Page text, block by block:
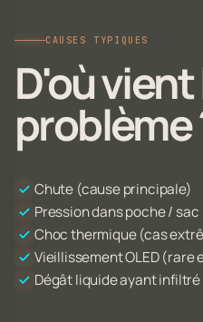
CAUSES TYPIQUES
D'où vient
problème
Chute (cause principale)
Pression dans poche / sac
Choc thermique (cas
Vieillissement OLED (rare
Dégât liquide ayant infiltré